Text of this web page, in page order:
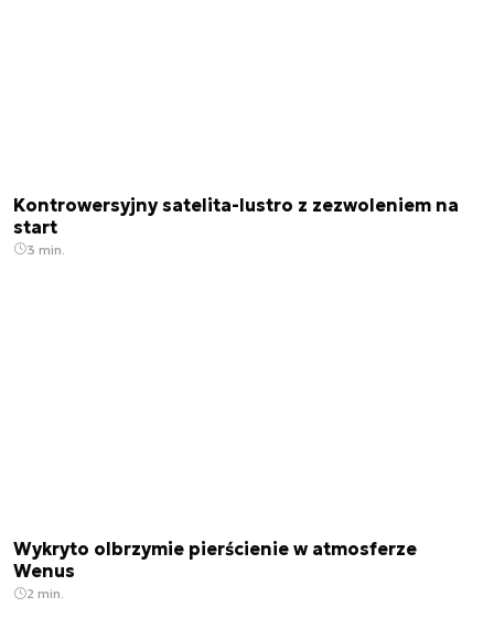
Kontrowersyjny satelita-lustro z zezwoleniem na
start
3 min.
Wykryto olbrzymie pierścienie w atmosferze
Wenus
2 min.